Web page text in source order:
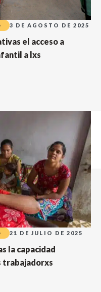
3 DE AGOSTO DE 2025
el acceso a
a lxs
21 DE JULIO DE 2025
la capacidad
trabajadorxs